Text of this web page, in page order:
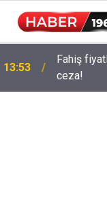
13:53
Fahiş
ceza!